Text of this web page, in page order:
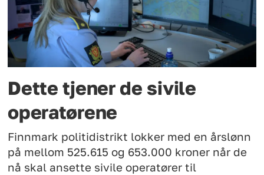
Dette tjener de sivile
operatørene
Finnmark politidistrikt lokker med en årslønn
på mellom 525.615 og 653.000 kroner når de
nå skal ansette sivile operatører til